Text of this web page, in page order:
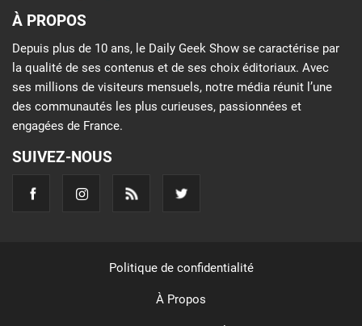
À PROPOS
Depuis plus de 10 ans, le Daily Geek Show se caractérise par
la qualité de ses contenus et de ses choix éditoriaux. Avec
ses millions de visiteurs mensuels, notre média réunit l’une
des communautés les plus curieuses, passionnées et
engagées de France.
SUIVEZ-NOUS
Politique de confidentialité
À Propos